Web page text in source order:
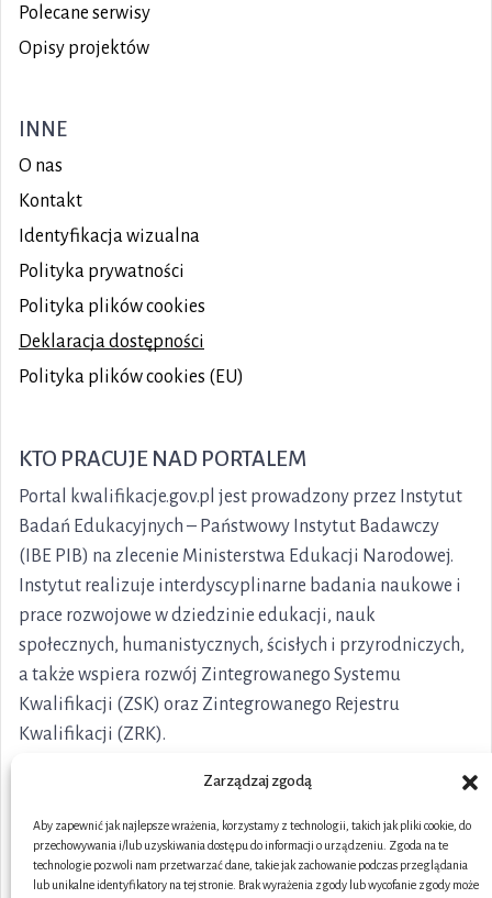
Zarządzaj zgodą
Aby zapewnić jak najlepsze wrażenia, korzystamy z technologii, takich jak pliki cookie, do
przechowywania i/lub uzyskiwania dostępu do informacji o urządzeniu. Zgoda na te
technologie pozwoli nam przetwarzać dane, takie jak zachowanie podczas przeglądania
lub unikalne identyfikatory na tej stronie. Brak wyrażenia zgody lub wycofanie zgody może
Polecane serwisy
Opisy projektów
INNE
O nas
Kontakt
Identyfikacja wizualna
Polityka prywatności
Polityka plikówcookies
Deklaracja dostępności
Polityka plików cookies (EU)
KTO PRACUJE NAD PORTALEM
Portal kwalifikacje.gov.pl jest prowadzony przez Instytut
Badań Edukacyjnych – Państwowy Instytut Badawczy
(IBE PIB) na zlecenie Ministerstwa Edukacji Narodowej.
Instytut realizuje interdyscyplinarne badania naukowe i
prace rozwojowe w dziedzinie edukacji, nauk
społecznych, humanistycznych, ścisłych i przyrodniczych,
a także wspiera rozwój Zintegrowanego Systemu
Kwalifikacji (ZSK) oraz Zintegrowanego Rejestru
Kwalifikacji (ZRK).